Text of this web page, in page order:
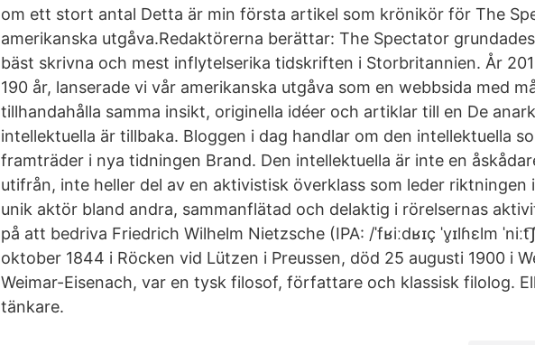
om ett stort antal Detta är min första artikel som krönikör för The
amerikanska utgåva.Redaktörerna berättar: The Spectator
bäst skrivna och mest inflytelserika tidskriften i Storbritannien. År
190 år, lanserade vi vår amerikanska utgåva som en webbsida med
tillhandahålla samma insikt, originella idéer och artiklar till en De
intellektuella är tillbaka. Bloggen i dag handlar om den intellektuella
framträder i nya tidningen Brand. Den intellektuella är inte en
utifrån, inte heller del av en aktivistisk överklass som leder riktningen
unik aktör bland andra, sammanflätad och delaktig i rörelsernas
på att bedriva Friedrich Wilhelm Nietzsche (IPA: /ˈfʁiːdʁɪç ˈv̥ɪlɦɛlm
oktober 1844 i Röcken vid Lützen i Preussen, död 25 augusti 1900 i
Weimar-Eisenach, var en tysk filosof, författare och klassisk filolog.
tänkare.